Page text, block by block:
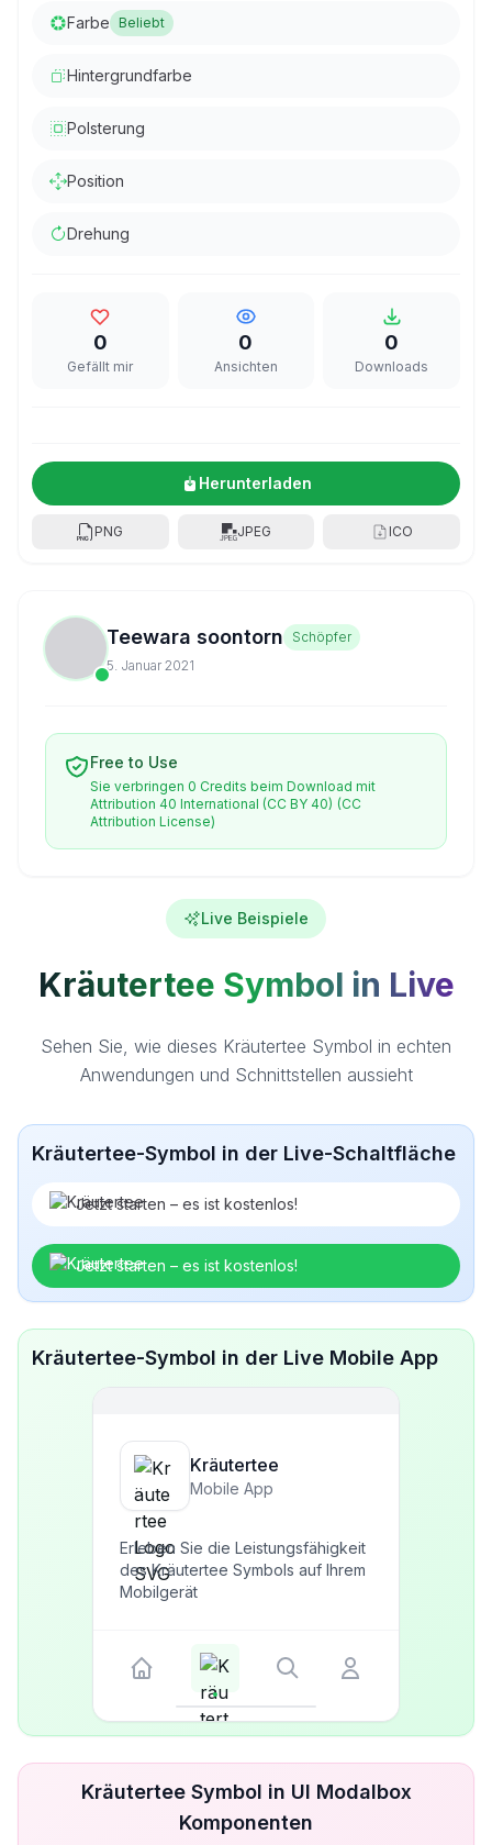
Farbe Beliebt
Hintergrundfarbe
Polsterung
Position
Drehung
0
Gefällt mir
0
Ansichten
0
Downloads
Herunterladen
PNG JPEG ICO
Teewara soontorn
Schöpfer
5. Januar 2021
Free to Use
Sie verbringen 0 Credits beim Download mit
Attribution 40 International (CC BY 40) (CC
Attribution License)
Live Beispiele
Kräutertee Symbol in Live
Sehen Sie, wie dieses Kräutertee Symbol in echten
Anwendungen und Schnittstellen aussieht
Kräutertee-Symbol in der Live-Schaltfläche
Jetzt starten – es ist kostenlos!
Jetzt starten – es ist kostenlos!
Kräutertee-Symbol in der Live Mobile App
Kräutertee
Mobile App
Erleben Sie die Leistungsfähigkeit
des Kräutertee Symbols auf Ihrem
Mobilgerät
Kräutertee Symbol in UI Modalbox
Komponenten